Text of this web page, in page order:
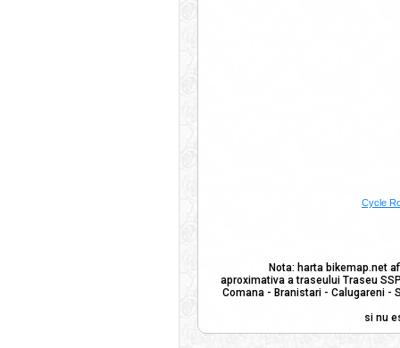
Cycle
Nota: harta bikemap.net
aproximativa a traseului Traseu
Comana - Branistari - Calugareni -
si nu